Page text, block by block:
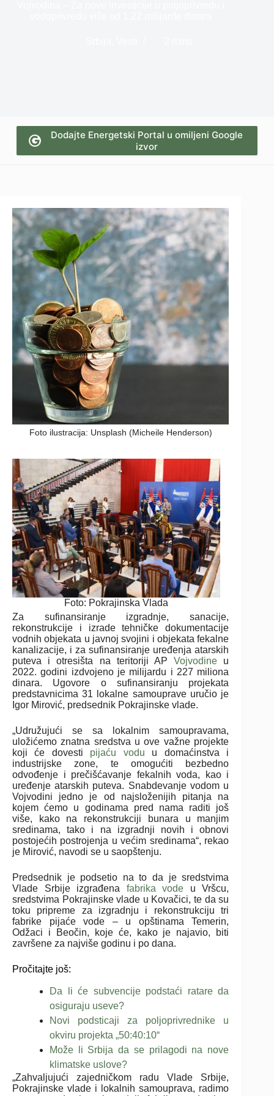
Dodajte Energetski Portal u omiljeni Google
izvor
Foto ilustracija: Unsplash (Micheile Henderson)
Foto: Pokrajinska Vlada
Za sufinansiranje izgradnje, sanacije,
rekonstrukcije i izrade tehničke dokumentacije
vodnih objekata u javnoj svojini i objekata fekalne
kanalizacije, i za sufinansiranje uređenja atarskih
puteva i otresišta na teritoriji APVojvodine u
2022. godini izdvojeno je milijardu i 227 miliona
dinara. Ugovore o sufinansiranju projekata
predstavnicima 31 lokalne samouprave uručio je
Igor Mirović, predsednik Pokrajinske vlade.
„Udružujući se sa lokalnim samoupravama,
uložićemo znatna sredstva u ove važne projekte
koji će dovesti pijaću vodu u domaćinstva i
industrijske zone, te omogućiti bezbedno
odvođenje i prečišćavanje fekalnih voda, kao i
uređenje atarskih puteva. Snabdevanje vodom u
Vojvodini jedno je od najsloženijih pitanja na
kojem ćemo u godinama pred nama raditi još
više, kako na rekonstrukciji bunara u manjim
sredinama, tako i na izgradnji novih i obnovi
postojećih postrojenja u većim sredinama“, rekao
je Mirović, navodi se u saopštenju.
Predsednik je podsetio na to da je sredstvima
Vlade Srbije izgrađena fabrika vode u Vršcu,
sredstvima Pokrajinske vlade u Kovačici, te da su
toku pripreme za izgradnju i rekonstrukciju tri
fabrike pijaće vode – u opštinama Temerin,
Odžaci i Beočin, koje će, kako je najavio, biti
završene za najviše godinu i po dana.
Pročitajte još:
Da li će subvencije podstaći ratare da
osiguraju useve?
Novi podsticaji za poljoprivrednike u
okviru projekta „50:40:10“
Može li Srbija da se prilagodi na nove
klimatske uslove?
„Zahvaljujući zajedničkom radu Vlade Srbije,
Pokrajinske vlade i lokalnih samouprava, radimo